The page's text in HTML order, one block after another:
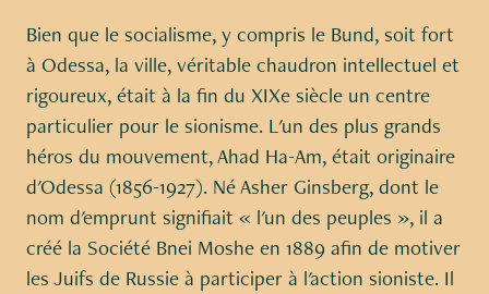
Bien que le socialisme, y compris le Bund, soit fort
à Odessa, la ville, véritable chaudron intellectuel et
rigoureux, était à la fin du XIXe siècle un centre
particulier pour le sionisme. L'un des plus grands
héros du mouvement, Ahad Ha-Am, était originaire
d'Odessa (1856-1927). Né Asher Ginsberg, dont le
nom d'emprunt signifiait « l'un des peuples », il a
créé la Société Bnei Moshe en 1889 afin de motiver
les Juifs de Russie à participer à l'action sioniste. Il